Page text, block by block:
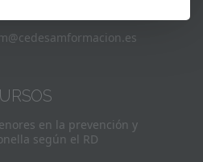
en la prevención y
según el RD